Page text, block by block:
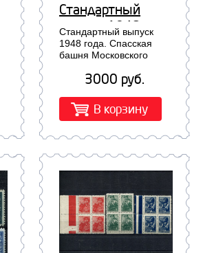
Стандартный
выпуск 1948
года. Спасская
башня
Московского
Кремля. Размер
рисунка 15х22
мм ( 1219 I )
Стандартный выпуск
1948 года. Спасская
башня Московского
рисунка 15х22 мм (
3000 руб.
В корзину